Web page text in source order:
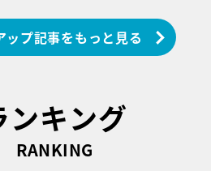
ップ記事をもっと見る
ンキング
RANKING